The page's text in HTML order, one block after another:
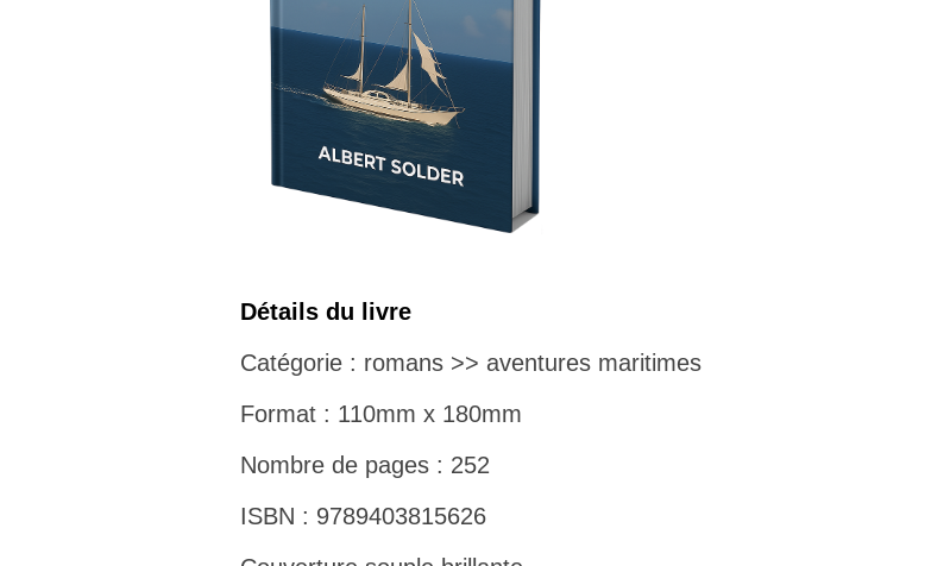
Détails du livre
Catégorie : romans >> aventures maritimes
Format : 110mm x 180mm
Nombre de pages : 252
ISBN : 9789403815626